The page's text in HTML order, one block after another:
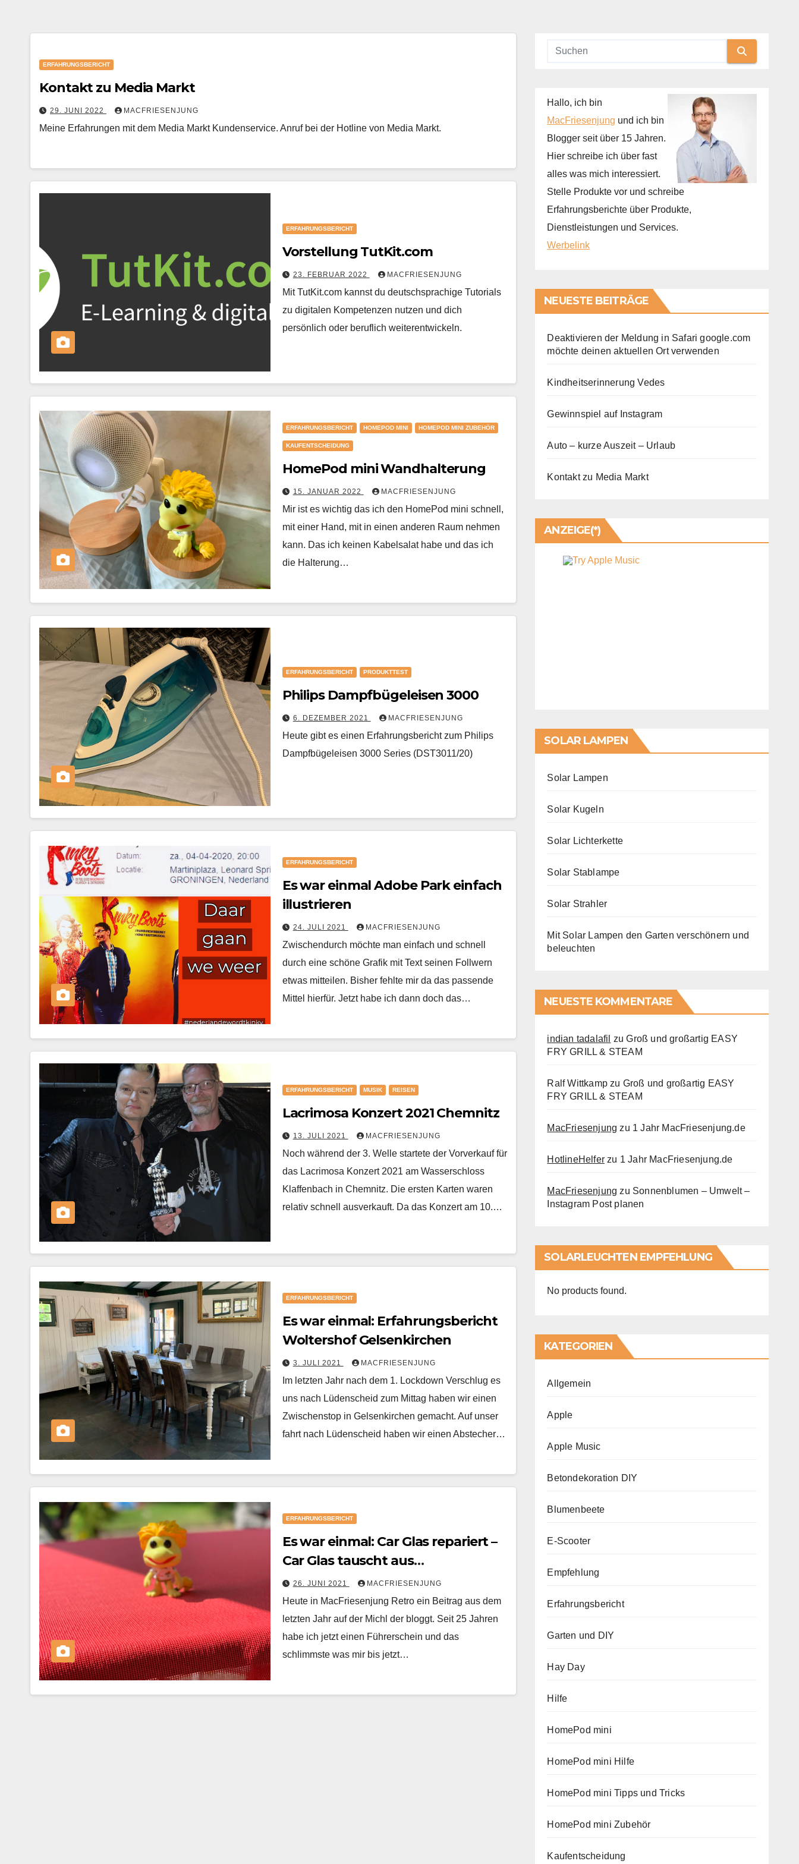
ERFAHRUNGSBERICHT
Kontakt zu Media Markt
29. JUNI 2022 MACFRIESENJUNG
Meine Erfahrungen mit dem Media Markt Kundenservice. Anruf bei der Hotline von Media Markt.
ERFAHRUNGSBERICHT
Vorstellung TutKit.com
23. FEBRUAR 2022 MACFRIESENJUNG
Mit TutKit.com kannst du deutschsprachige Tutorials
zu digitalen Kompetenzen nutzen und dich
persönlich oder beruflich weiterentwickeln.
ERFAHRUNGSBERICHT HOMEPOD MINI HOMEPOD MINI ZUBEHÖR
KAUFENTSCHEIDUNG
HomePod mini Wandhalterung
15. JANUAR 2022 MACFRIESENJUNG
Mir ist es wichtig das ich den HomePod mini schnell,
mit einer Hand, mit in einen anderen Raum nehmen
kann. Das ich keinen Kabelsalat habe und das ich
die Halterung…
ERFAHRUNGSBERICHT PRODUKTTEST
Philips Dampfbügeleisen 3000
6. DEZEMBER 2021 MACFRIESENJUNG
Heute gibt es einen Erfahrungsbericht zum Philips
Dampfbügeleisen 3000 Series (DST3011/20)
ERFAHRUNGSBERICHT
Es war einmal Adobe Park einfach
illustrieren
24. JULI 2021 MACFRIESENJUNG
Zwischendurch möchte man einfach und schnell
durch eine schöne Grafik mit Text seinen Follwern
etwas mitteilen. Bisher fehlte mir da das passende
Mittel hierfür. Jetzt habe ich dann doch das…
ERFAHRUNGSBERICHT MUSIK REISEN
Lacrimosa Konzert 2021 Chemnitz
13. JULI 2021 MACFRIESENJUNG
Noch während der 3. Welle startete der Vorverkauf für
das Lacrimosa Konzert 2021 am Wasserschloss
Klaffenbach in Chemnitz. Die ersten Karten waren
relativ schnell ausverkauft. Da das Konzert am 10.…
ERFAHRUNGSBERICHT
Es war einmal: Erfahrungsbericht
Woltershof Gelsenkirchen
3. JULI 2021 MACFRIESENJUNG
Im letzten Jahr nach dem 1. Lockdown Verschlug es
uns nach Lüdenscheid zum Mittag haben wir einen
Zwischenstop in Gelsenkirchen gemacht. Auf unser
fahrt nach Lüdenscheid haben wir einen Abstecher…
ERFAHRUNGSBERICHT
Es war einmal: Car Glas repariert –
Car Glas tauscht aus
Erfahrunggsbericht
26. JUNI 2021 MACFRIESENJUNG
Heute in MacFriesenjung Retro ein Beitrag aus dem
letzten Jahr auf der Michl der bloggt. Seit 25 Jahren
habe ich jetzt einen Führerschein und das
schlimmste was mir bis jetzt…
Hallo, ich bin
MacFriesenjung und ich bin
Blogger seit über 15 Jahren.
Hier schreibe ich über fast
alles was mich interessiert.
Stelle Produkte vor und schreibe
Erfahrungsberichte über Produkte,
Dienstleistungen und Services.
Werbelink
NEUESTE BEITRÄGE
Deaktivieren der Meldung in Safari google.com
möchte deinen aktuellen Ort verwenden
Kindheitserinnerung Vedes
Gewinnspiel auf Instagram
Auto – kurze Auszeit – Urlaub
Kontakt zu Media Markt
ANZEIGE(*)
SOLAR LAMPEN
Solar Lampen
Solar Kugeln
Solar Lichterkette
Solar Stablampe
Solar Strahler
Mit Solar Lampen den Garten verschönern und
beleuchten
NEUESTE KOMMENTARE
indian tadalafil zuGroß und großartig EASY
FRY GRILL & STEAM
Ralf Wittkampzu Groß und großartig EASY
FRY GRILL & STEAM
MacFriesenjung zu 1 Jahr MacFriesenjung.de
HotlineHelferzu 1 Jahr MacFriesenjung.de
MacFriesenjung zu Sonnenblumen – Umwelt –
Instagram Post planen
SOLARLEUCHTEN EMPFEHLUNG
No products found.
KATEGORIEN
Allgemein
Apple
Apple Music
Betondekoration DIY
Blumenbeete
E-Scooter
Empfehlung
Erfahrungsbericht
Garten und DIY
Hay Day
Hilfe
HomePod mini
HomePod mini Hilfe
HomePod mini Tipps und Tricks
HomePod mini Zubehör
Kaufentscheidung